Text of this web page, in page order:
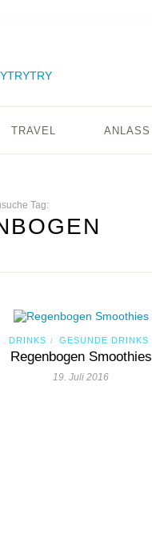
TRAVEL ANLASS
Tag:
DRINKS / GESUNDE DRINKS
Regenbogen Smoothies
19. Juli 2016